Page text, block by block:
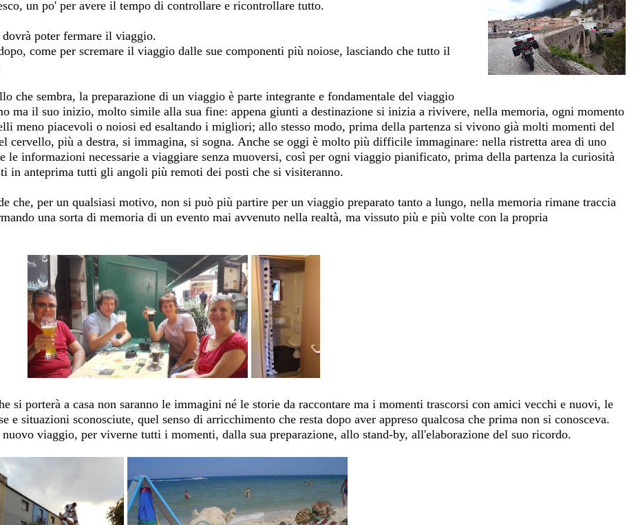
un po' per avere il tempo di controllare e ricontrollare tutto.
poter fermare il viaggio.
come per scremare il viaggio dalle sue componenti più noiose, lasciando che tutto il
che sembra, la preparazione di un viaggio è parte integrante e fondamentale del viaggio
ma il suo inizio, molto simile alla sua fine: appena giunti a destinazione si inizia a rivivere, nella memoria, ogni momento
meno piacevoli o noiosi ed esaltando i migliori; allo stesso modo, prima della partenza si vivono già molti momenti del
cervello, più a destra, si immagina, si sogna. Anche se oggi è molto più difficile immaginare: nella ristretta area di uno
le informazioni necessarie a viaggiare senza muoversi, così per ogni viaggio pianificato, prima della partenza la curiosità
in anteprima tutti gli angoli più remoti dei posti che si visiteranno.
che, per un qualsiasi motivo, non si può più partire per un viaggio preparato tanto a lungo, nella memoria rimane traccia
una sorta di memoria di un evento mai avvenuto nella realtà, ma vissuto più e più volte con la propria
si porterà a casa non saranno le immagini né le storie da raccontare ma i momenti trascorsi con amici vecchi e nuovi, le
e situazioni sconosciute, quel senso di arricchimento che resta dopo aver appreso qualcosa che prima non si conosceva.
viaggio, per viverne tutti i momenti, dalla sua preparazione, allo stand-by, all'elaborazione del suo ricordo.